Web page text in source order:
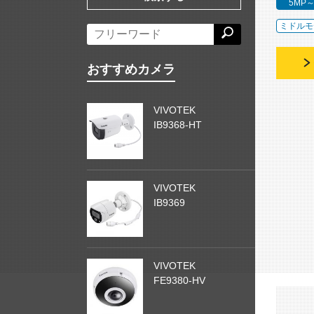
5MP～
ミドル
おすすめカメラ
VIVOTEK
IB9368-HT
VIVOTEK
IB9369
VIVOTEK
FE9380-HV